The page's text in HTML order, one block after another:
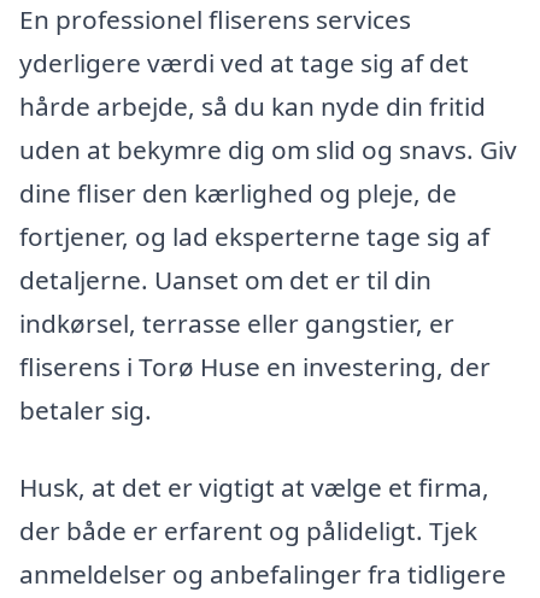
En professionel fliserens services
yderligere værdi ved at tage sig af det
hårde arbejde, så du kan nyde din fritid
uden at bekymre dig om slid og snavs. Giv
dine fliser den kærlighed og pleje, de
fortjener, og lad eksperterne tage sig af
detaljerne. Uanset om det er til din
indkørsel, terrasse eller gangstier, er
fliserens i Torø Huse en investering, der
betaler sig.
Husk, at det er vigtigt at vælge et firma,
der både er erfarent og pålideligt. Tjek
anmeldelser og anbefalinger fra tidligere